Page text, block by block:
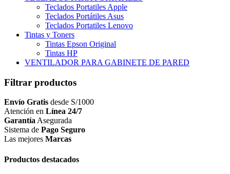
Teclados Portatiles Apple
Teclados Portátiles Asus
Teclados Portatiles Lenovo
Tintas y Toners
Tintas Epson Original
Tintas HP
VENTILADOR PARA GABINETE DE PARED
Filtrar productos
Envío Gratis desde S/1000
Atención en Línea 24/7
Garantía Asegurada
Sistema de Pago Seguro
Las mejores Marcas
Productos destacados